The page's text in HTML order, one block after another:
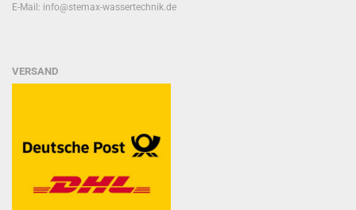
E-Mail: info@stemax-wassertechnik.de
VERSAND